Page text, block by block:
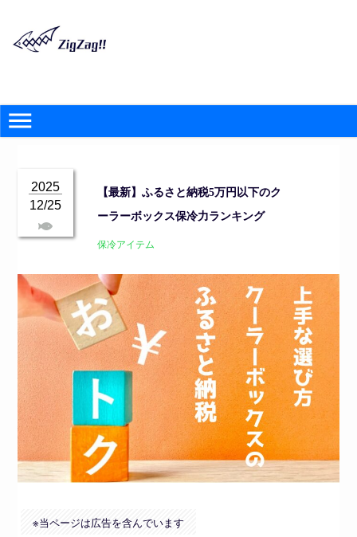
【最新】ふるさと納税5万円以下のク
ーラーボックス保冷力ランキング
2025
12/25
保冷アイテム
※当ページは広告を含んでいます